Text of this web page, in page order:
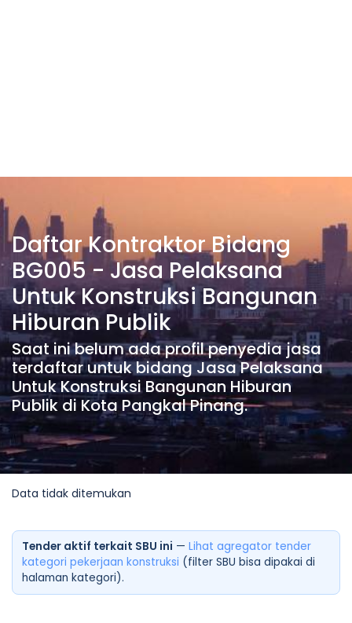
Daftar Kontraktor Bidang
BG005 - Jasa Pelaksana
Untuk Konstruksi Bangunan
Hiburan Publik
Saat ini belum ada profil penyedia jasa
terdaftar untuk bidang Jasa Pelaksana
Untuk Konstruksi Bangunan Hiburan
Publik di Kota Pangkal Pinang.
Data tidak ditemukan
Tender aktif terkait SBU ini — Lihat agregator tender
kategori pekerjaan konstruksi (filter SBU bisa dipakai di
halaman kategori).